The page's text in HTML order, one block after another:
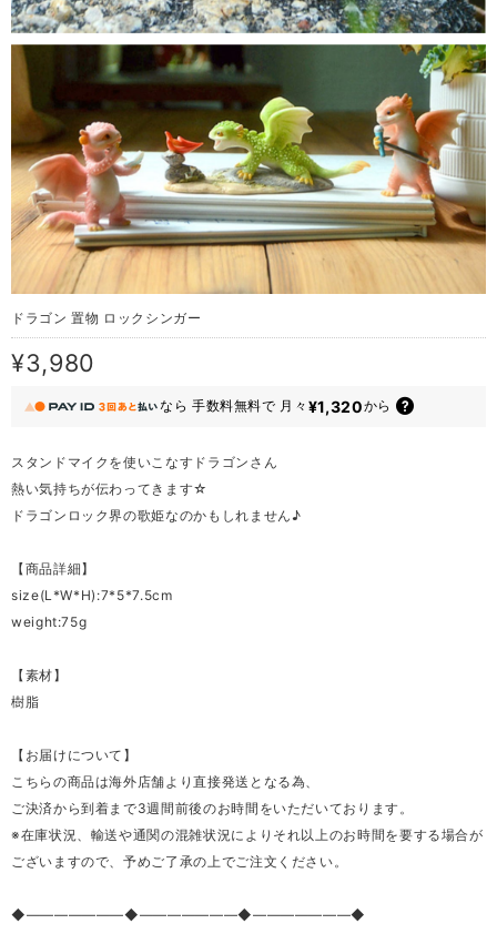
ドラゴン 置物 ロックシンガー
¥3,980
なら 手数料無料で 月々 ¥1,320から
スタンドマイクを使いこなすドラゴンさん
熱い気持ちが伝わってきます☆
ドラゴンロック界の歌姫なのかもしれません♪
【商品詳細】
size(L*W*H):7*5*7.5cm
weight:75g
【素材】
樹脂
【お届けについて】
こちらの商品は海外店舗より直接発送となる為、
ご決済から到着まで3週間前後のお時間をいただいております。
※在庫状況、輸送や通関の混雑状況によりそれ以上のお時間を要する場合が
ございますので、予めご了承の上でご注文ください。
◆―――――――◆―――――――◆―――――――◆